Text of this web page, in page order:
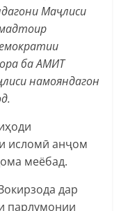
Маҷлиси
ба АМИТ
намояндагон
исломӣ анҷом
меёбад.
дар
парлумонии